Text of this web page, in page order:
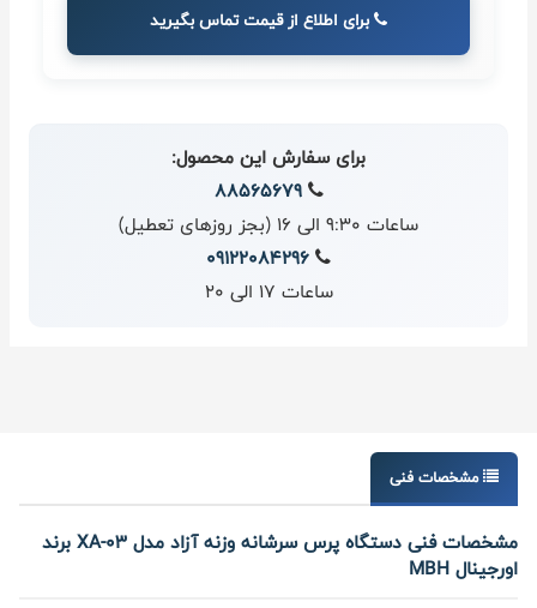
برای اطلاع از قیمت تماس بگیرید
برای سفارش این محصول:
88565679
ساعات 9:30 الی 16 (بجز روزهای تعطیل)
09122084296
ساعات 17 الی 20
مشخصات فنی
مشخصات فنی دستگاه پرس سرشانه وزنه آزاد مدل XA-03 برند
اورجینال MBH